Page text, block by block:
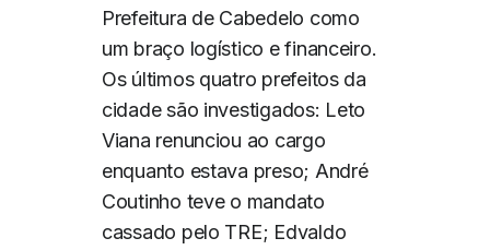
Prefeitura de Cabedelo como
um braço logístico e financeiro.
Os últimos quatro prefeitos da
cidade são investigados: Leto
Viana renunciou ao cargo
enquanto estava preso; André
Coutinho teve o mandato
cassado pelo TRE; Edvaldo